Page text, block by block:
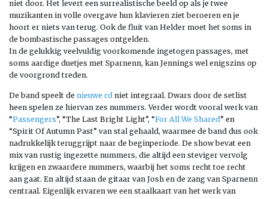
niet door. Het levert een surrealistische beeld op als je twee
muzikanten in volle overgave hun klavieren ziet beroeren en je
hoort er niets van terug. Ook de fluit van Helder moet het soms in
de bombastische passages ontgelden.
In de gelukkig veelvuldig voorkomende ingetogen passages, met
soms aardige duetjes met Sparnenn, kan Jennings wel enigszins op
de voorgrond treden.
De band speelt de nieuwe cd niet integraal. Dwars door de setlist
heen spelen ze hiervan zes nummers. Verder wordt vooral werk van
“Passengers”, “The Last Bright Light”, “For All We Shared ” en
“Spirit Of Autumn Past” van stal gehaald, waarmee de band dus ook
nadrukkelijk teruggrijpt naar de beginperiode. De show bevat een
mix van rustig ingezette nummers, die altijd een steviger vervolg
krijgen en zwaardere nummers, waarbij het soms recht toe recht
aan gaat. En altijd staan de gitaar van Josh en de zang van Sparnenn
centraal. Eigenlijk ervaren we een staalkaart van het werk van